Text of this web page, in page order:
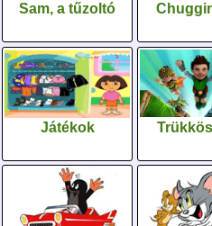
Sam, a tűzoltó
Játékok